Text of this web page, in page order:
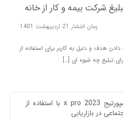
تبلیغ کیا اسپورتیج x pro 2023 با استفاده از
در بازاریابی
زمان انتشار 21 اردیبهشت 1401
هدف و دلیل به کاربر برای استفاده از
تبلیغ چه شیوه ای […]